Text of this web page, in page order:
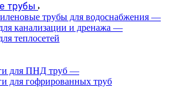
трубы
трубы для водоснабжения —
канализации и дренажа —
теплосетей
для ПНД труб —
для гофрированных труб